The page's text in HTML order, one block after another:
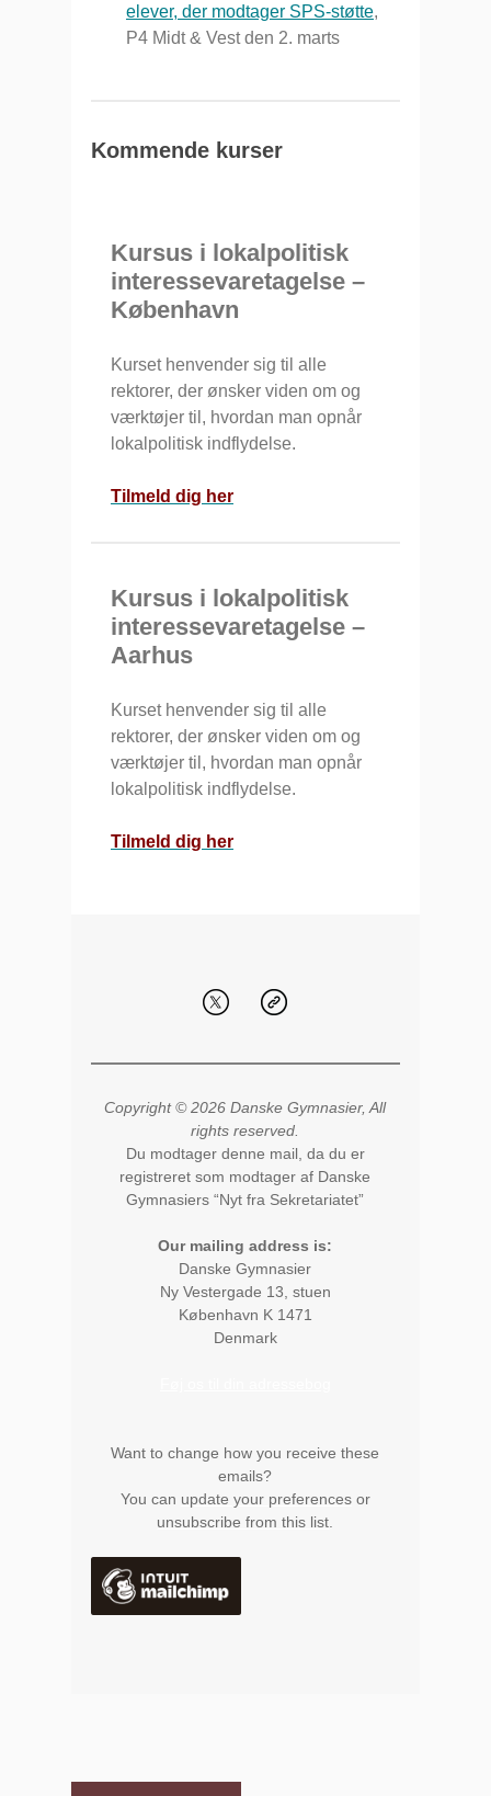
elever, der modtager SPS-støtte,
P4 Midt & Vest den 2. marts
Kommende kurser
Kursus i lokalpolitisk
interessevaretagelse –
København
Kurset henvender sig til alle
rektorer, der ønsker viden om og
værktøjer til, hvordan man opnår
lokalpolitisk indflydelse.
Tilmeld dig her
Kursus i lokalpolitisk
interessevaretagelse –
Aarhus
Kurset henvender sig til alle
rektorer, der ønsker viden om og
værktøjer til, hvordan man opnår
lokalpolitisk indflydelse.
Tilmeld dig her
Copyright © 2026 Danske Gymnasier, All
rights reserved.
Du modtager denne mail, da du er
registreret som modtager af Danske
Gymnasiers “Nyt fra Sekretariatet”
Our mailing address is:
Danske Gymnasier
Ny Vestergade 13, stuen
København K 1471
Denmark
Want to change how you receive these
emails?
You can update your preferencesor
unsubscribe from this list